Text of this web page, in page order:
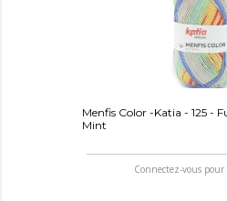
Menfis Color -Katia - 125 -
Mint
Connectez-vous